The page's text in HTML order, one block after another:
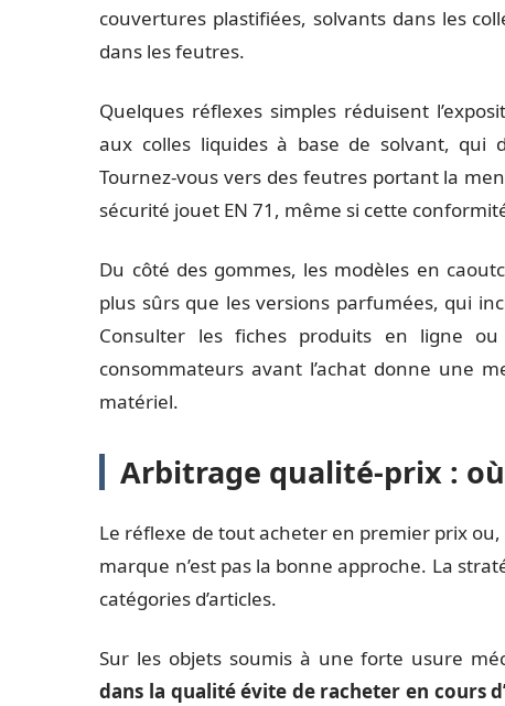
couvertures plastifiées, solvants dans les
dans les feutres.
Quelques réflexes simples réduisent
aux colles liquides à base de solvant, qui
Tournez-vous vers des feutres portant la
sécurité jouet EN 71, même si cette
Du côté des gommes, les modèles en
plus sûrs que les versions parfumées, qui
Consulter les fiches produits en ligne
consommateurs avant l’achat donne une
matériel.
Arbitrage qualité-prix :
Le réflexe de tout acheter en premier prix
marque n’est pas la bonne approche. La
catégories d’articles.
Sur les objets soumis à une forte usure
dans la qualité évite de racheter en cours